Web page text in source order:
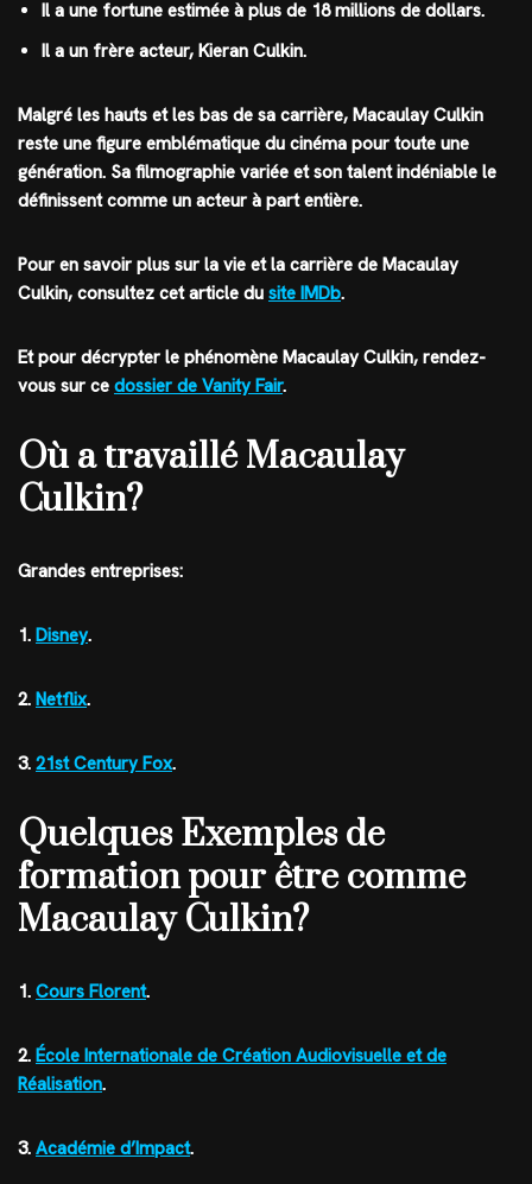
Il a une fortune estimée à plus de 18 millions de dollars.
Il a un frère acteur, Kieran Culkin.
Malgré les hauts et les bas de sa carrière, Macaulay Culkin
reste une figure emblématique du cinéma pour toute une
génération. Sa filmographie variée et son talent indéniable le
définissent comme un acteur à part entière.
Pour en savoir plus sur la vie et la carrière de Macaulay
Culkin, consultez cet article du site IMDb.
Et pour décrypter le phénomène Macaulay Culkin, rendez-
vous sur ce dossier de Vanity Fair.
Où a travaillé Macaulay
Culkin?
Grandes entreprises:
1. Disney.
2. Netflix.
3. 21st Century Fox.
Quelques Exemples de
formation pour être comme
Macaulay Culkin?
1. Cours Florent.
2. École Internationale de Création Audiovisuelle et de
Réalisation.
3. Académie d’Impact.